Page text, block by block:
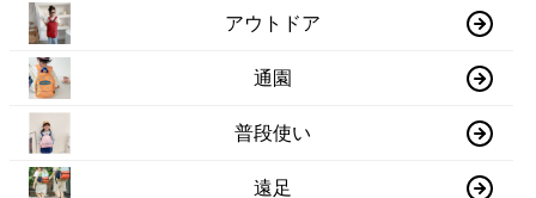
アウトドア
通園
普段使い
遠足